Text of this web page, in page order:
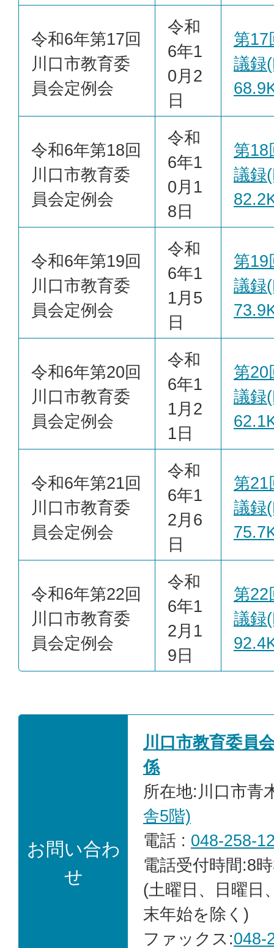
令和6年第17回
川口市教育委
員会定例会
令和
6年1
0月2
日
第17
議録
令和6年第18回
川口市教育委
員会定例会
令和
6年1
0月1
8日
第18
議録
令和6年第19回
川口市教育委
員会定例会
令和
6年1
1月5
日
第19
議録
令和6年第20回
川口市教育委
員会定例会
令和
6年1
1月2
1日
第20
議録
令和6年第21回
川口市教育委
員会定例会
令和
6年1
2月6
日
第21
議録
令和6年第22回
川口市教育委
員会定例会
令和
6年1
2月1
9日
第22
議録
お問い合わ
せ
川口市教育委員
係
所在地:川口市青
舎5階)
電話 : 048-258-
電話受付時間:8
(土曜日、日曜日
末年始を除く)
ファックス:048-